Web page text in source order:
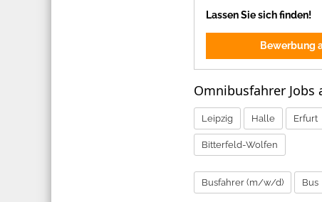
Lassen Sie sich finden!
Bewerbung
Omnibusfahrer Jobs
Leipzig Halle Erfurt
Bitterfeld-Wolfen
Busfahrer (m/w/d) Bus